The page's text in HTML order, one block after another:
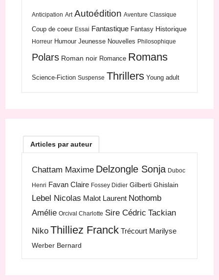
Anticipation Art Autoédition Aventure Classique
Coup de coeur Essai Fantastique Fantasy Historique
Horreur Humour Jeunesse Nouvelles Philosophique
Polars Roman noir Romance Romans
Science-Fiction Suspense Thrillers Young adult
Articles par auteur
Chattam Maxime Delzongle Sonja Duboc
Henri Favan Claire Fossey Didier Gilberti Ghislain
Lebel Nicolas Malot Laurent Nothomb
Amélie Orcival Charlotte Sire Cédric Tackian
Niko Thilliez Franck Trécourt Marilyse
Werber Bernard